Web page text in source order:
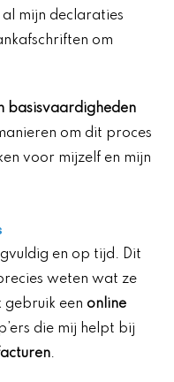
mijn declaraties
om
basisvaardigheden
om dit proces
voor mijzelf en mijn
en op tijd. Dit
weten wat ze
gebruik een online
die mij helpt bij
.